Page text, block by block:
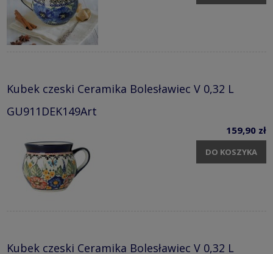
Kubek czeski Ceramika Bolesławiec V 0,32 L
GU911DEK149Art
159,90 zł
DO KOSZYKA
Kubek czeski Ceramika Bolesławiec V 0,32 L